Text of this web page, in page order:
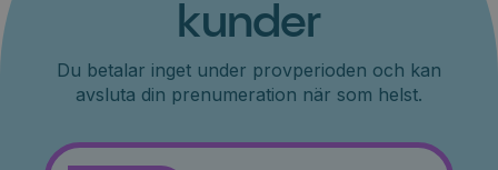
kunder
Du betalar inget under provperioden och kan
avsluta din prenumeration när som helst.